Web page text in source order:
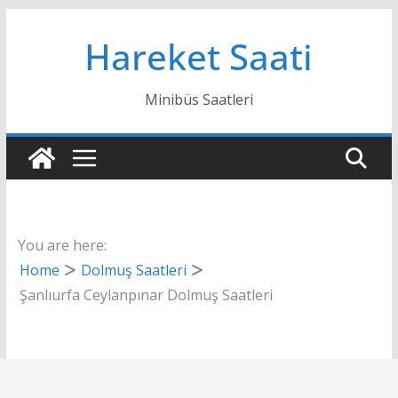
Hareket Saati
Minibüs Saatleri
You are here:
Home
Dolmuş Saatleri
Şanlıurfa Ceylanpınar Dolmuş Saatleri